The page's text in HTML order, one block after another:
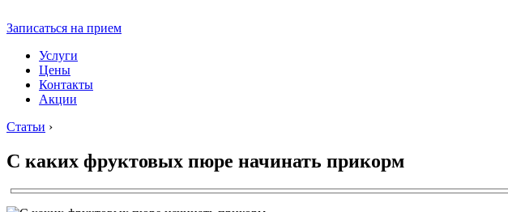
Записаться на прием
Услуги
Цены
Контакты
Акции
Статьи ›
С каких фруктовых пюре начинать прикорм